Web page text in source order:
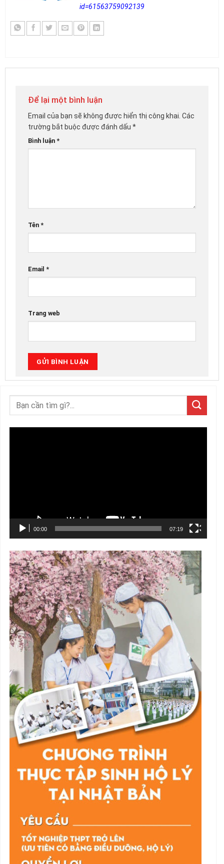
id=61563759092139
Để lại một bình luận
Email của bạn sẽ không được hiển thị công khai. Các
trường bắt buộc được đánh dấu *
Bình luận *
Tên *
Email *
Trang web
00:00 07:19